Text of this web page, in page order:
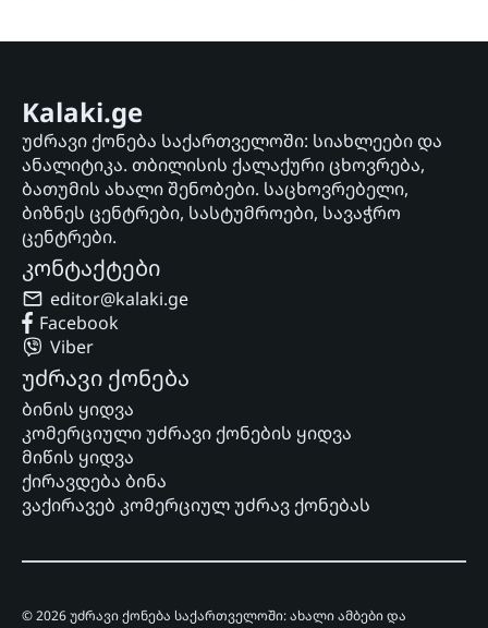
Kalaki.ge
უძრავი ქონება საქართველოში: სიახლეები და
ანალიტიკა. თბილისის ქალაქური ცხოვრება,
ბათუმის ახალი შენობები. საცხოვრებელი,
ბიზნეს ცენტრები, სასტუმროები, სავაჭრო
ცენტრები.
კონტაქტები
editor@kalaki.ge
Facebook
Viber
უძრავი ქონება
ბინის ყიდვა
კომერციული უძრავი ქონების ყიდვა
მიწის ყიდვა
ქირავდება ბინა
ვაქირავებ კომერციულ უძრავ ქონებას
© 2026 უძრავი ქონება საქართველოში: ახალი ამბები და